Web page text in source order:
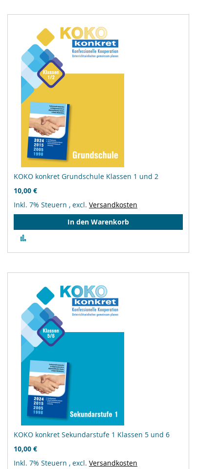
KOKO konkret Grundschule Klassen 1 und 2
10,00 €
Inkl. 7% Steuern , excl. Versandkosten
In den Warenkorb
hinzufügen
KOKO konkret Sekundarstufe 1 Klassen 5 und 6
10,00 €
Inkl. 7% Steuern , excl. Versandkosten